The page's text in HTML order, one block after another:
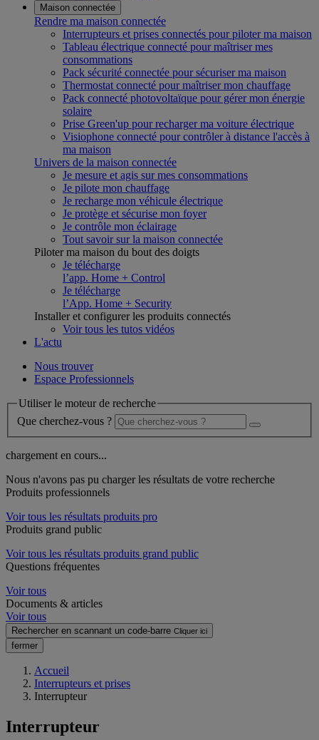
Maison connectée
Rendre ma maison connectée
Interrupteurs et prises connectés pour piloter ma maison
Tableau électrique connecté pour maîtriser mes
consommations
Pack sécurité connectée pour sécuriser ma maison
Thermostat connecté pour maîtriser mon chauffage
Pack connecté photovoltaïque pour gérer mon énergie
solaire
Prise Green'up pour recharger ma voiture électrique
Visiophone connecté pour contrôler à distance l'accès à
ma maison
Univers de la maison connectée
Je mesure et agis sur mes consommations
Je pilote mon chauffage
Je recharge mon véhicule électrique
Je protège et sécurise mon foyer
Je contrôle mon éclairage
Tout savoir sur la maison connectée
Piloter ma maison du bout des doigts
Je télécharge
l’app. Home + Control
Je télécharge
l’App. Home + Security
Installer et configurer les produits connectés
Voir tous les tutos vidéos
L'actu
Nous trouver
Espace Professionnels
Utiliser le moteur de recherche
Que cherchez-vous ?
chargement en cours...
Nous n'avons pas pu charger les résultats de votre recherche
Produits professionnels
Voir tous les résultats produits pro
Produits grand public
Voir tous les résultats produits grand public
Questions fréquentes
Voir tous
Documents & articles
Voir tous
Rechercher en scannant un code-barre Cliquer ici
fermer
Accueil
Interrupteurs et prises
Interrupteur
Interrupteur